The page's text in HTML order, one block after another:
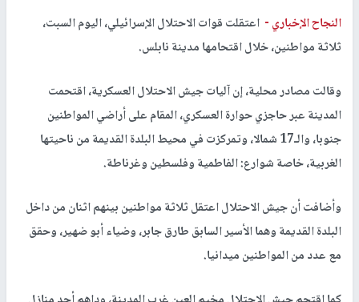
النجاح الإخباري - اعتقلت قوات الاحتلال الإسرائيلي، اليوم السبت،
ثلاثة مواطنين، خلال اقتحامها مدينة نابلس.
وقالت مصادر محلية، إن آليات جيش الاحتلال العسكرية، اقتحمت
المدينة عبر حاجزي حوارة العسكري، المقام على أراضي المواطنين
جنوبا، والـ17 شمالا، وتمركزت في محيط البلدة القديمة من ناحيتها
الغربية، خاصة شوارع: الفاطمية وفلسطين وغرناطة.
وأضافت أن جيش الاحتلال اعتقل ثلاثة مواطنين بينهم اثنان من داخل
البلدة القديمة وهما الأسير السابق طارق جابر، وضياء أبو ضهير، وحقق
مع عدد من المواطنين ميدانيا.